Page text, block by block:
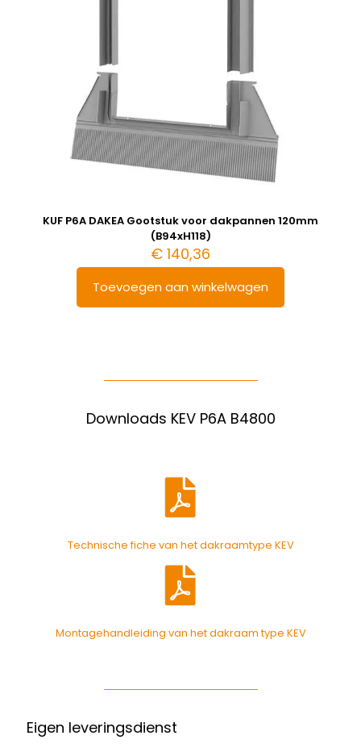
KUF P6A DAKEA Gootstuk voor dakpannen 120mm
(B94xH118)
€ 140,36
Toevoegen aan winkelwagen
Downloads KEV P6A B4800
Technische fiche van het dakraamtype KEV
Montagehandleiding van het dakraam type KEV
Eigen leveringsdienst